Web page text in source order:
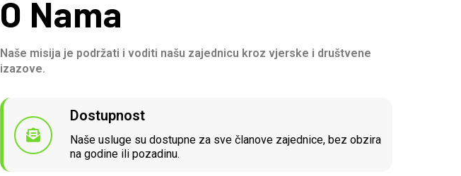
O Nama
Naše misija je podržati i voditi našu zajednicu kroz vjerske i društvene
izazove.
Dostupnost
Naše usluge su dostupne za sve članove zajednice, bez obzira
na godine ili pozadinu.